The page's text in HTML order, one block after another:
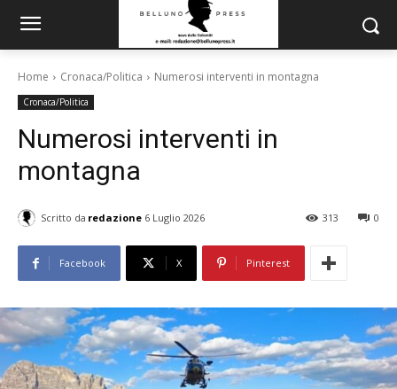
Home Cronaca/Politica Numerosi interventi in montagna
Cronaca/Politica
Numerosi interventi in
montagna
Scritto da redazione 6 Luglio 2026 0
313
Facebook X Pinterest